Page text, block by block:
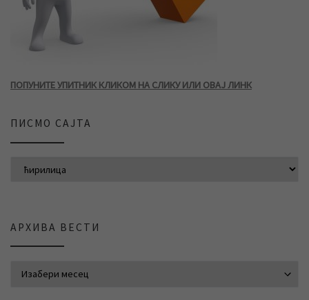
ПОПУНИТЕ УПИТНИК КЛИКОМ НА СЛИКУ ИЛИ ОВАЈ ЛИНК
ПИСМО САЈТА
АРХИВА ВЕСТИ